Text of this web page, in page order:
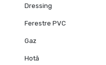
Dressing
Ferestre PVC
Gaz
Hotă